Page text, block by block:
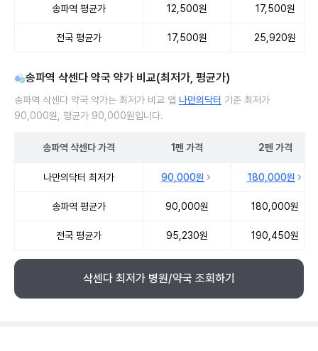
송파역 평균가 12,500원 17,500원
전국 평균가 17,500원 25,920원
송파역 삭센다 약국 약가 비교(최저가, 평균가)
송파역 삭센다 약국 약가는 최저가 비교 앱 나만의닥터 기준 최저가
90,000원, 평균가 90,000원입니다.
송파역 삭센다가격 1펜 가격 2펜 가격
나만의닥터 최저가 90,000원 180,000원
송파역 평균가 90,000원 180,000원
전국 평균가 95,230원 190,450원
삭센다 최저가 병원/약국 조회하기